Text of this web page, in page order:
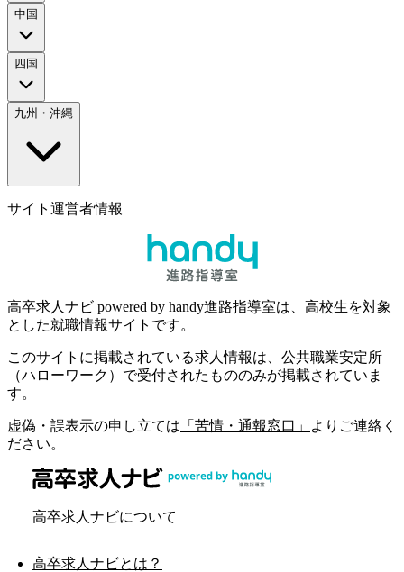
中国
四国
九州・沖縄
サイト運営者情報
高卒求人ナビ powered by handy進路指導室は、高校生を対象
とした就職情報サイトです。
このサイトに掲載されている求人情報は、公共職業安定所
（ハローワーク）で受付されたもののみが掲載されていま
す。
虚偽・誤表示の申し立ては 「苦情・通報窓口」
よりご連絡く
ださい。
高卒求人ナビについて
高卒求人ナビとは？